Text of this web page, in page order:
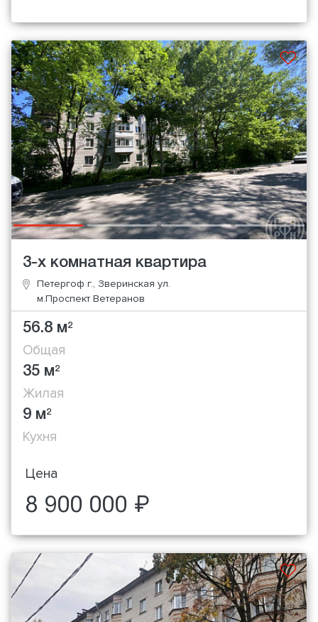
3-х комнатная квартира
Петергоф г., Зверинская ул.
м.Проспект Ветеранов
56.8 м2
Общая
35 м2
Жилая
9 м2
Кухня
Цена
8 900 000 ₽